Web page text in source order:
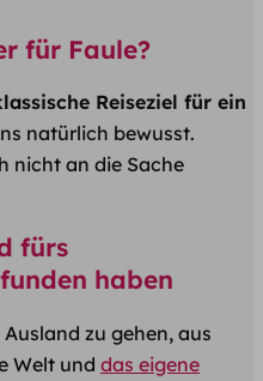
für Faule?
Reiseziel für ein
natürlich bewusst.
nicht an die Sache
fürs
haben
zu gehen, aus
Welt und das eigene